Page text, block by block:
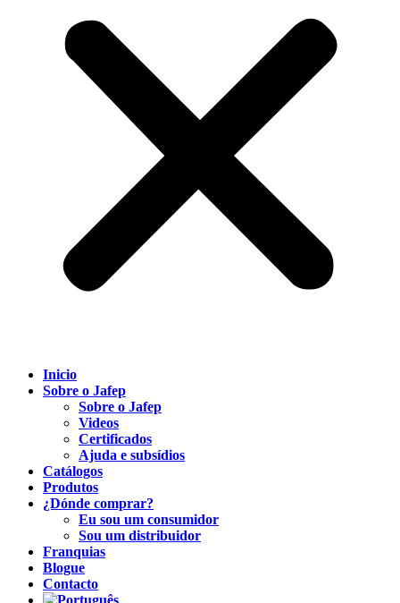
Inicio
Sobre o Jafep
Sobre o Jafep
Videos
Certificados
Ajuda e subsídios
Catálogos
Produtos
¿Dónde comprar?
Eu sou um consumidor
Sou um distribuidor
Franquias
Blogue
Contacto